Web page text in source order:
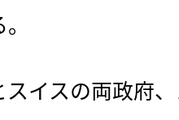
イスの両政府